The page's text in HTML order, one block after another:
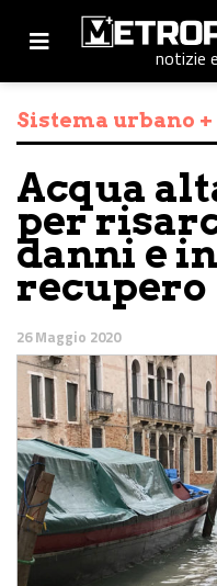
notizie
Sistema urbano +
Acqua
per
danni e
recupero
26 Maggio 2020